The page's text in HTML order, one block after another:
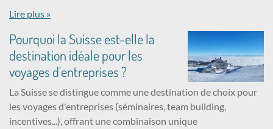
Lire plus »
Pourquoi la Suisse est-elle la
destination idéale pour les
voyages d'entreprises ?
La Suisse se distingue comme une destination de choix pour
les voyages d'entreprises (séminaires, team building,
incentives...), offrant une combinaison unique